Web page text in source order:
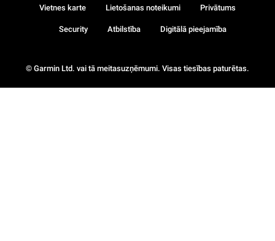
© Garmin Ltd. vai tā meitasuzņēmumi. Visas tiesības paturētas.
Vietnes karte Lietošanas noteikumi Privātums
Security Atbilstība Digitālā pieejamība